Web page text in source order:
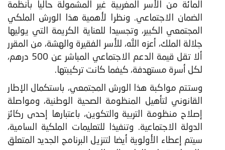
المائة من الأسر المغربية غير المشمولة حاليا بأنظمة
الضمان الاجتماعي. ونظرا لأهمية هذا الورش الملكي
المجتمعي الكبير، وتجسيدا للعناية الكريمة التي يوليها
جلالة الملك، أعزه الله، للأسر الفقيرة والهشة، من المقرر
ألا تقل قيمة الدعم الاجتماعي المباشر عن 500 درهم،
لكل أسرة مستهدفة، كيفما كانت تركيبتها.
وستتم مواكبة هذا الورش المجتمعي، باستكمال الإطار
القانوني لتأهيل المنظومة الصحية الوطنية، ومواصلة
إصلاح منظومة التربية والتكوين، باعتبارها إحدى ركائز
الدولة الاجتماعية. وتنفيذا للتعليمات الملكية السامية،
سيتم إعطاء الأولوية أيضا لتنزيل البرنامج الجديد المتعلق